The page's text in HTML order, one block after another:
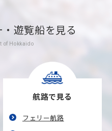
遊覧船を見る
of Hokkaido
航路で見る
フェリー航路